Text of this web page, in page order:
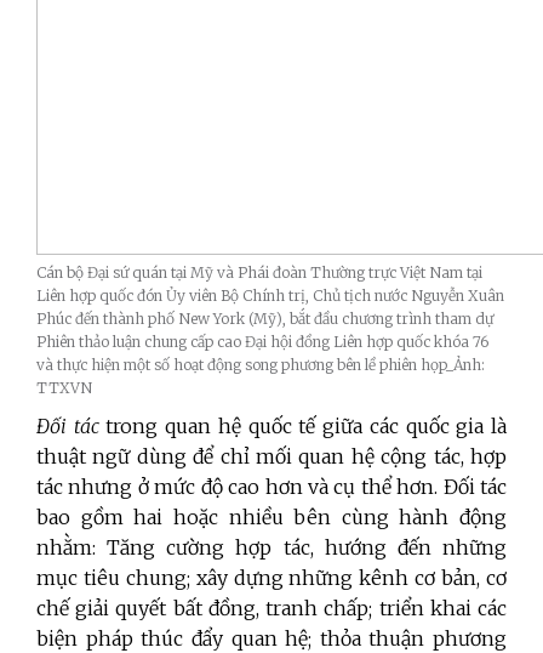
Cán bộ Đại sứ quán tại Mỹ và Phái đoàn Thường trực Việt Nam tại
Liên hợp quốc đón Ủy viên Bộ Chính trị, Chủ tịch nước Nguyễn Xuân
Phúc đến thành phố New York (Mỹ), bắt đầu chương trình tham dự
Phiên thảo luận chung cấp cao Đại hội đồng Liên hợp quốc khóa 76
và thực hiện một số hoạt động song phương bên lề phiên họp_Ảnh:
TTXVN
Đối tác trong quan hệ quốc tế giữa các quốc gia là
thuật ngữ dùng để chỉ mối quan hệ cộng tác, hợp
tác nhưng ở mức độ cao hơn và cụ thể hơn. Đối tác
bao gồm hai hoặc nhiều bên cùng hành động
nhằm: Tăng cường hợp tác, hướng đến những
mục tiêu chung; xây dựng những kênh cơ bản, cơ
chế giải quyết bất đồng, tranh chấp; triển khai các
biện pháp thúc đẩy quan hệ; thỏa thuận phương